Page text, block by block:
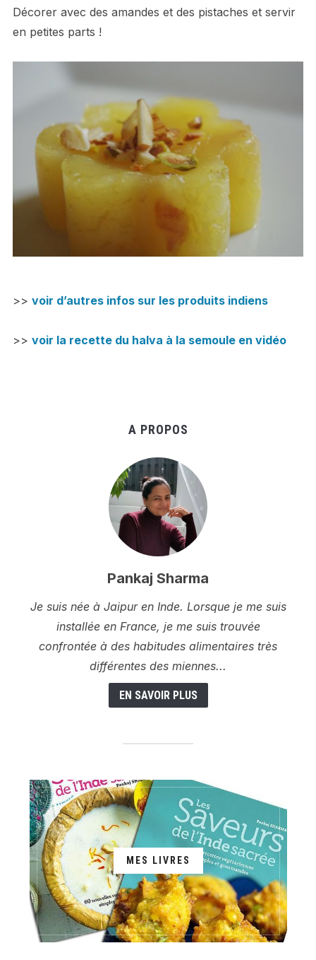
Décorer avec des amandes et des pistaches et servir
en petites parts !
>> voir d’autres infos sur les produits indiens
>> voir la recette du halva à la semoule en vidéo
A PROPOS
Pankaj Sharma
Je suis née à Jaipur en Inde. Lorsque je me suis
installée en France, je me suis trouvée
confrontée à des habitudes alimentaires très
différentes des miennes...
EN SAVOIR PLUS
MES LIVRES